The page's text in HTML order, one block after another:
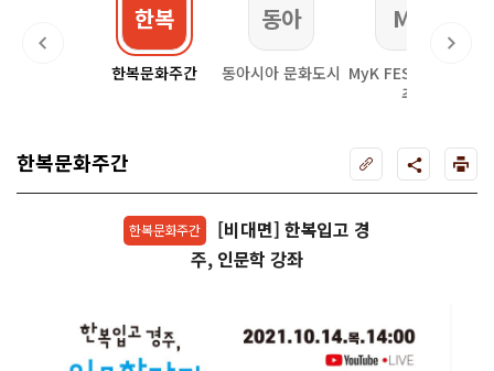
한복
한복문화주간
동아
동아시아 문화도시
My
MyK FESTA in 경
주
한복문화주간
한복문화주간
[비대면] 한복입고 경
주, 인문학 강좌